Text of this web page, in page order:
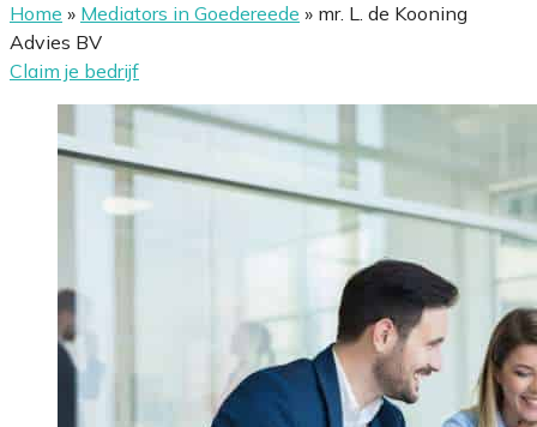
Home » Mediators in Goedereede » mr. L. de Kooning
Advies BV
Claim je bedrijf